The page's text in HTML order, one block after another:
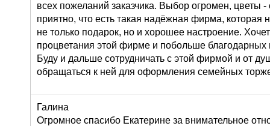
всех пожеланий заказчика. Выбор огромен, цветы
приятно, что есть такая надёжная фирма, которая
не только подарок, но и хорошее настроение.
процветания этой фирме и побольше благодарных
Буду и дальше сотрудничать с этой фирмой и от
обращаться к ней для оформления семейных
Галина
Огромное спасибо Екатерине за внимательное